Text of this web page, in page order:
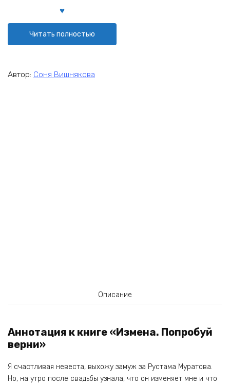
Читать полностью
Автор: Соня Вишнякова
Описание
Аннотация к книге «Измена. Попробуй
верни»
Я счастливая невеста, выхожу замуж за Рустама Муратова.
Но, на утро после свадьбы узнала, что он изменяет мне и что